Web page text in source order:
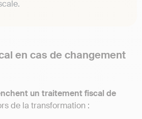
en cas de changement
un traitement fiscal de
de la transformation :